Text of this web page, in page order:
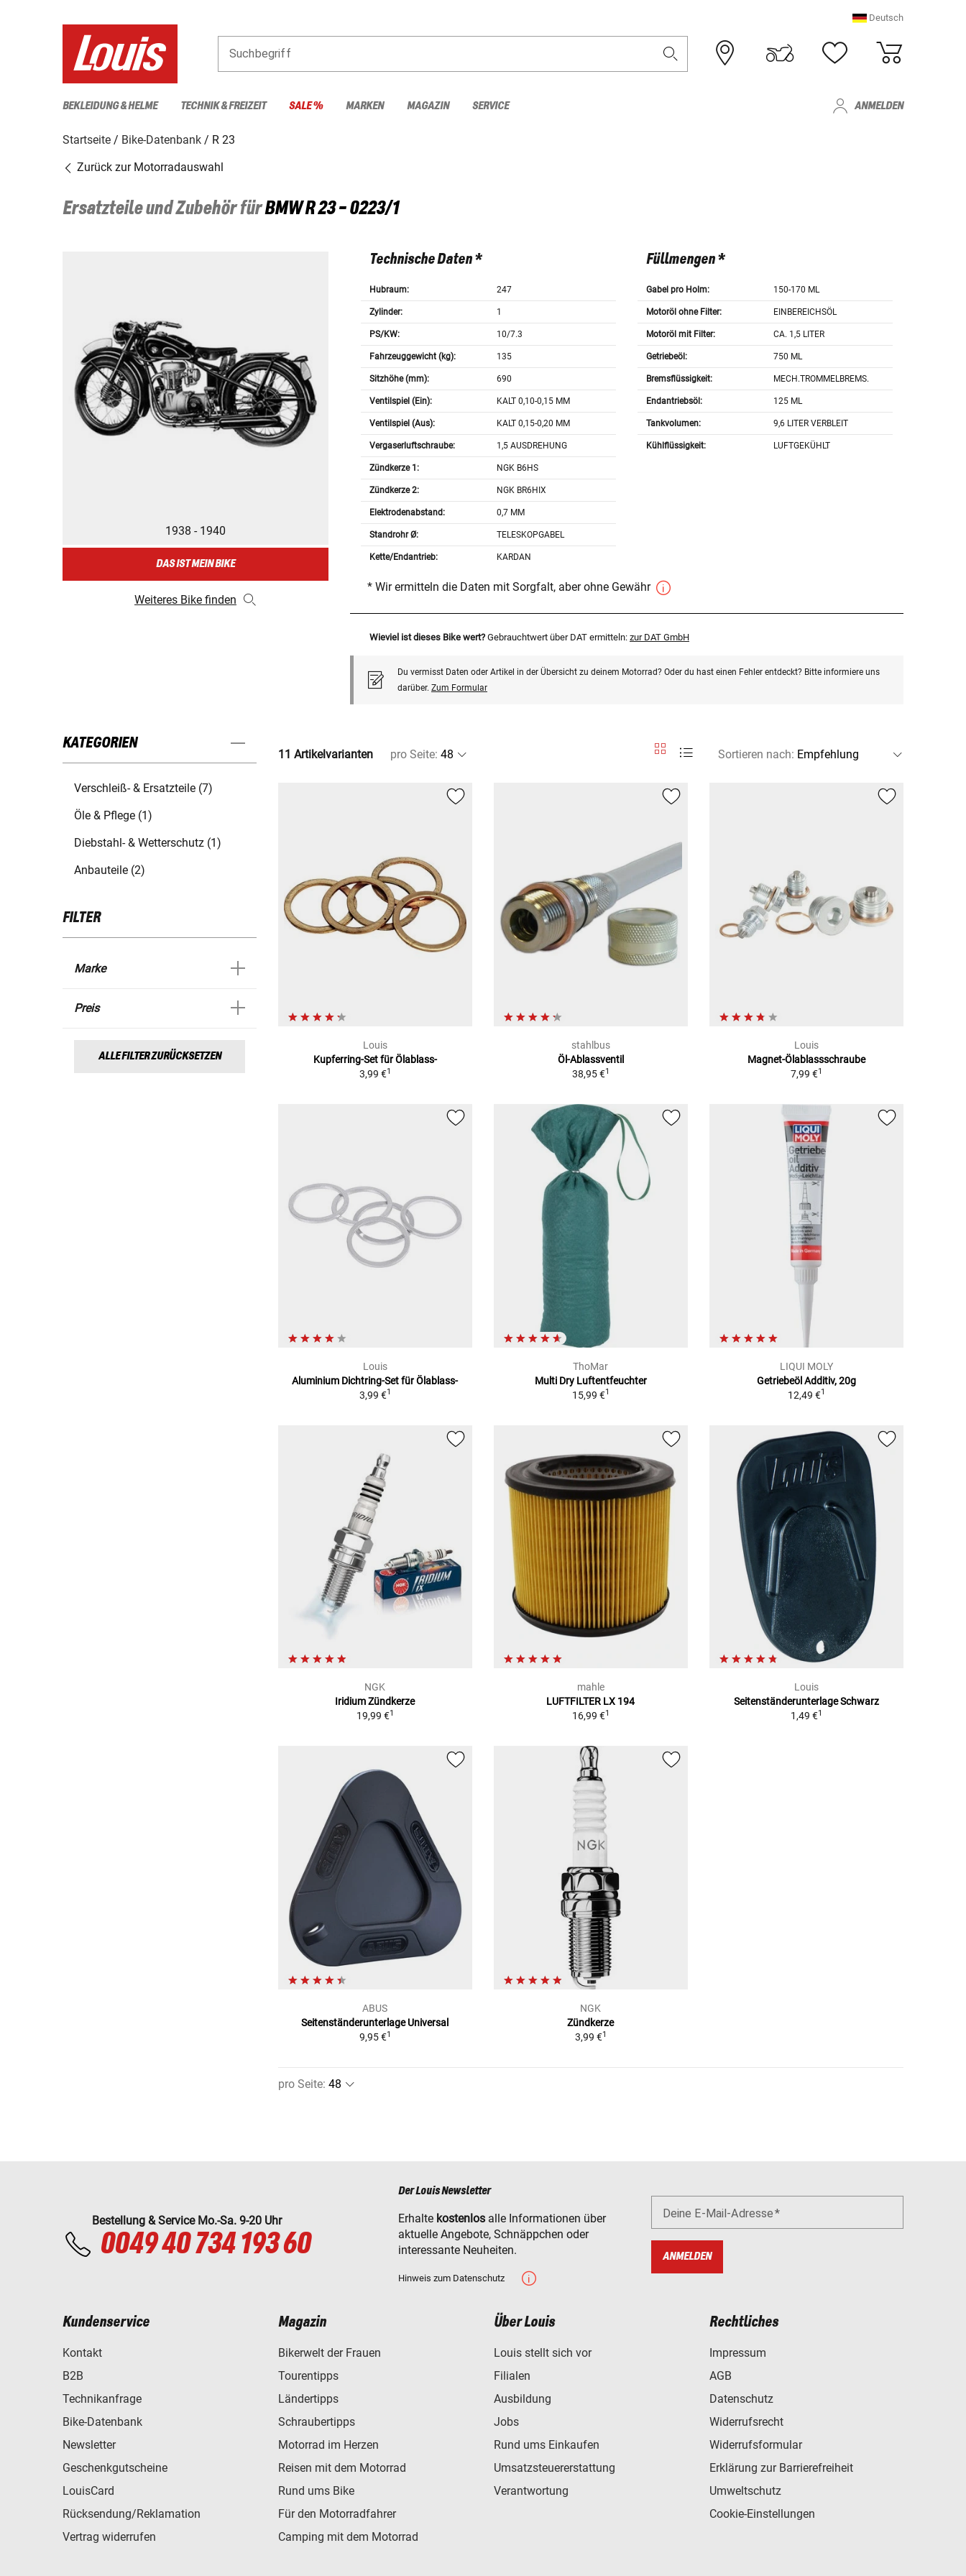
Deutsch
Suchbegriff
BEKLEIDUNG & HELME TECHNIK & FREIZEIT SALE % MARKEN MAGAZIN SERVICE ANMELDEN
Startseite Bike-Datenbank
R 23
Zurück zur Motorradauswahl
Ersatzteile und Zubehör fürBMWR 23 - 0223/1
1938 - 1940
DAS IST MEIN BIKE
Weiteres Bike finden
Technische Daten *
Hubraum: 247
Zylinder: 1
PS/KW: 10/7.3
Fahrzeuggewicht (kg): 135
Sitzhöhe (mm): 690
Ventilspiel (Ein): KALT 0,10-0,15 MM
Ventilspiel (Aus): KALT 0,15-0,20 MM
Vergaserluftschraube: 1,5 AUSDREHUNG
Zündkerze 1: NGK B6HS
Zündkerze 2: NGK BR6HIX
Elektrodenabstand: 0,7 MM
Standrohr Ø: TELESKOPGABEL
Kette/Endantrieb: KARDAN
Füllmengen *
Gabel pro Holm: 150-170 ML
Motoröl ohne Filter: EINBEREICHSÖL
Motoröl mit Filter: CA. 1,5 LITER
Getriebeöl: 750 ML
Bremsflüssigkeit: MECH.TROMMELBREMS.
Endantriebsöl: 125 ML
Tankvolumen: 9,6 LITER VERBLEIT
Kühlflüssigkeit: LUFTGEKÜHLT
* Wir ermitteln die Daten mit Sorgfalt, aber ohne Gewähr
Wieviel ist dieses Bike wert? Gebrauchtwert über DAT ermitteln: zur DAT GmbH
Du vermisst Daten oder Artikel in der Übersicht zu deinem Motorrad? Oder du hast einen Fehler entdeckt? Bitte informiere uns
darüber. Zum Formular
KATEGORIEN
Verschleiß- & Ersatzteile (7)
Öle & Pflege (1)
Diebstahl- & Wetterschutz (1)
Anbauteile (2)
FILTER
Marke
Preis
ALLE FILTER ZURÜCKSETZEN
11 Artikelvarianten pro Seite: Sortieren nach:
Louis
Kupferring-Set für Ölablass-
3,99 €1
stahlbus
Öl-Ablassventil
38,95 €1
Louis
Magnet-Ölablassschraube
7,99 €1
Louis
Aluminium Dichtring-Set für Ölablass-
3,99 €1
ThoMar
Multi Dry Luftentfeuchter
15,99 €1
LIQUI MOLY
Getriebeöl Additiv, 20g
12,49 €1
NGK
Iridium Zündkerze
19,99 €1
mahle
LUFTFILTER LX 194
16,99 €1
Louis
Seitenständerunterlage Schwarz
1,49 €1
ABUS
Seitenständerunterlage Universal
9,95 €1
NGK
Zündkerze
3,99 €1
pro Seite:
Bestellung & Service Mo.-Sa. 9-20 Uhr
0049 40 734 193 60
Der Louis Newsletter
Erhalte kostenlos alle Informationen über
aktuelle Angebote, Schnäppchen oder
interessante Neuheiten.
Hinweis zum Datenschutz
Deine E-Mail-Adresse
ANMELDEN
Kundenservice
Kontakt
B2B
Technikanfrage
Bike-Datenbank
Newsletter
Geschenkgutscheine
LouisCard
Rücksendung/Reklamation
Vertrag widerrufen
Magazin
Bikerwelt der Frauen
Tourentipps
Ländertipps
Schraubertipps
Motorrad im Herzen
Reisen mit dem Motorrad
Rund ums Bike
Für den Motorradfahrer
Camping mit dem Motorrad
Über Louis
Louis stellt sich vor
Filialen
Ausbildung
Jobs
Rund ums Einkaufen
Umsatzsteuererstattung
Verantwortung
Rechtliches
Impressum
AGB
Datenschutz
Widerrufsrecht
Widerrufsformular
Erklärung zur Barrierefreiheit
Umweltschutz
Cookie-Einstellungen